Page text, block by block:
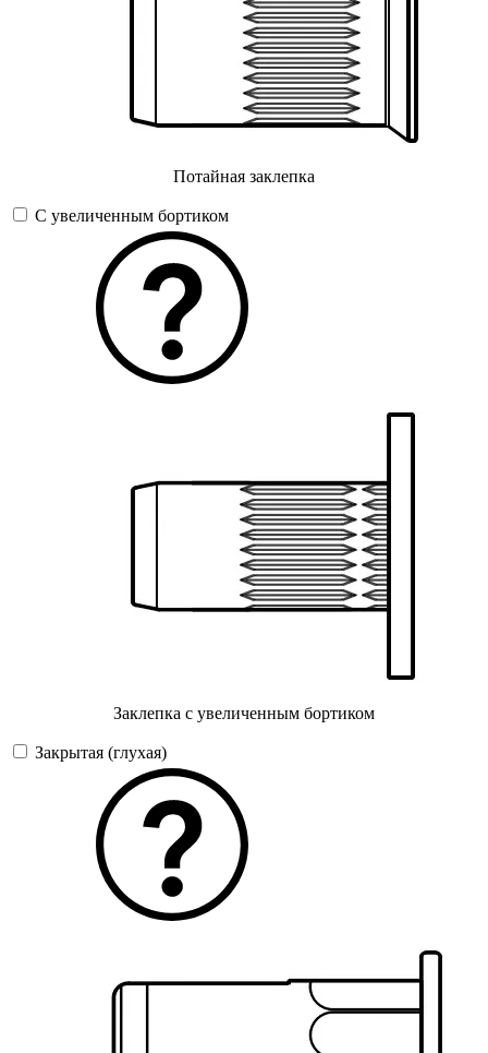
Потайная заклепка
С увеличенным бортиком
Заклепка с увеличенным бортиком
Закрытая (глухая)